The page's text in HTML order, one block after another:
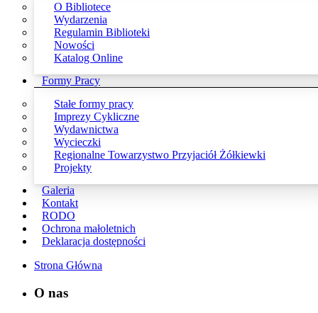
O Bibliotece
Wydarzenia
Regulamin Biblioteki
Nowości
Katalog Online
Formy Pracy
Stałe formy pracy
Imprezy Cykliczne
Wydawnictwa
Wycieczki
Regionalne Towarzystwo Przyjaciół Żółkiewki
Projekty
Galeria
Kontakt
RODO
Ochrona małoletnich
Deklaracja dostępności
Strona Główna
O nas